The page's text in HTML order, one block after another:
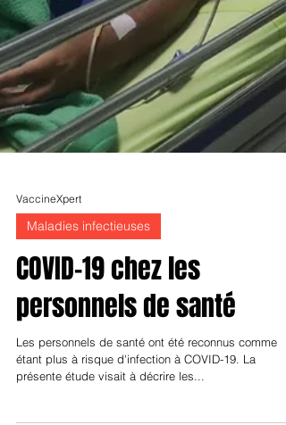
VaccineXpert
Maladies infectieuses